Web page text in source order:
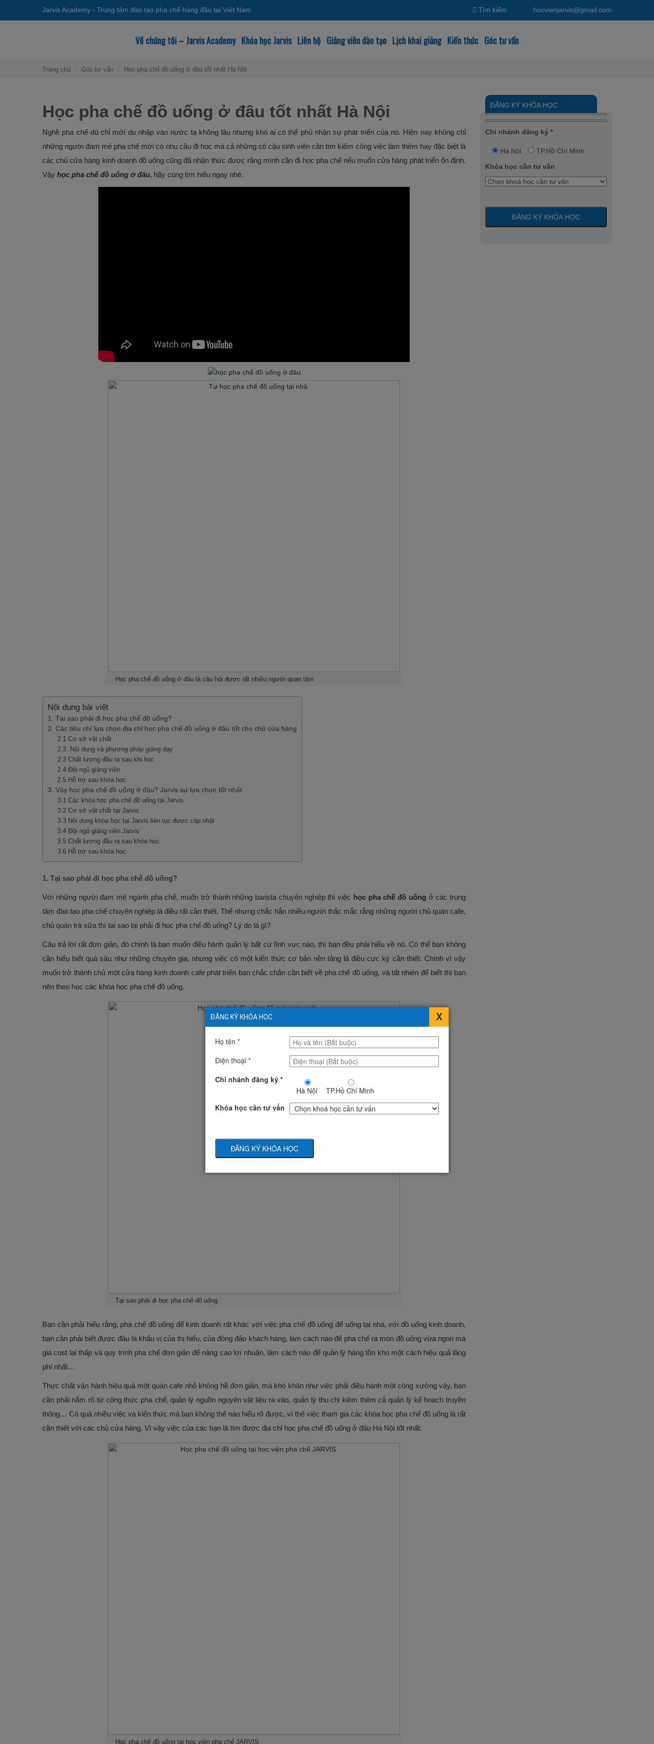
Jarvis Academy - Trung tâm đào tạo pha chế hàng đầu tại Việt Nam Tìm kiếm hocvienjarvis@gmail.com
Về chúng tôi – Jarvis Academy Khóa học Jarvis Liên hệ Giảng viên đào tạo Lịch khai giảng Kiến thức Góc tư vấn
Trang chủ Góc tư vấn Học pha chế đồ uống ở đâu tốt nhất Hà Nội
Học pha chế đồ uống ở đâu tốt nhất Hà Nội
Nghề pha chế dù chỉ mới du nhập vào nước ta không lâu nhưng khó ai có thể phủ nhận sự phát triển của nó. Hiện nay không chỉ
những người đam mê pha chế mới có nhu cầu đi học mà cả những cô cậu sinh viên cần tìm kiếm công việc làm thêm hay đặc biệt là
các chủ cửa hàng kinh doanh đồ uống cũng đã nhận thức được rằng mình cần đi học pha chế nếu muốn cửa hàng phát triển ổn định.
Vậy học pha chế đồ uống ở đâu, hãy cùng tìm hiểu ngay nhé.
Học pha chế đồ uống ở đâu là câu hỏi được rất nhiều người quan tâm
Nội dung bài viết
1. Tại sao phải đi học pha chế đồ uống?
2. Các tiêu chí lựa chọn địa chỉ học pha chế đồ uống ở đâu tốt cho chủ cửa hàng
2.1 Cơ sở vật chất
2.2. Nội dung và phương pháp giảng dạy
2.3 Chất lượng đầu ra sau khi học
2.4 Đội ngũ giảng viên
2.5 Hỗ trợ sau khóa học
3. Vậy học pha chế đồ uống ở đâu? Jarvis sự lựa chọn tốt nhất
3.1 Các khóa học pha chế đồ uống tại Jarvis
3.2 Cơ sở vật chất tại Jarvis
3.3 Nội dung khóa học tại Jarvis liên tục được cập nhật
3.4 Đội ngũ giảng viên Jarvis
3.5 Chất lượng đầu ra sau khóa học
3.6 Hỗ trợ sau khóa học
1. Tại sao phải đi học pha chế đồ uống?
Với những người đam mê ngành pha chế, muốn trở thành những barista chuyên nghiệp thì việc học pha chế đồ uống ở các trung
tâm đào tạo pha chế chuyên nghiệp là điều rất cần thiết. Thế nhưng chắc hẳn nhiều người thắc mắc rằng những người chủ quán cafe,
chủ quán trà sữa thì tại sao lại phải đi học pha chế đồ uống? Lý do là gì?
Câu trả lời rất đơn giản, đó chính là bạn muốn điều hành quản lý bất cứ lĩnh vực nào, thì bạn đều phải hiểu về nó. Có thể bạn không
cần hiểu biết quá sâu như những chuyên gia, nhưng việc có một kiến thức cơ bản nền tảng là điều cực kỳ cần thiết. Chính vì vậy
muốn trở thành chủ một cửa hàng kinh doanh cafe phát triển bạn chắc chắn cần biết về pha chế đồ uống, và tất nhiên để biết thì bạn
nên theo học các khóa học pha chế đồ uống.
Tại sao phải đi học pha chế đồ uống
Bạn cần phải hiểu rằng, pha chế đồ uống để kinh doanh rất khác với việc pha chế đồ uống để uống tại nhà, với đồ uống kinh doanh,
bạn cần phải biết được đâu là khẩu vị của thị hiếu, của đông đảo khách hàng, làm cách nào để pha chế ra món đồ uống vừa ngon mà
giá cost lại thấp và quy trình pha chế đơn giản để nâng cao lợi nhuận, làm cách nào để quản lý hàng tồn kho một cách hiệu quả lãng
phí nhất…
Thực chất vận hành hiệu quả một quán cafe nhỏ không hề đơn giản, mà khó khăn như việc phải điều hành một công xưởng vậy, bạn
cần phải nắm rõ từ công thức pha chế, quản lý nguồn nguyên vật liệu ra vào, quản lý thu chi kiêm thêm cả quản lý kế hoạch truyền
thông… Có quá nhiều việc và kiến thức mà bạn không thể nào hiểu rõ được, vì thế việc tham gia các khóa học pha chế đồ uống là rất
cần thiết với các chủ cửa hàng. Vì vậy việc của các bạn là tìm được địa chỉ học pha chế đồ uống ở đâu Hà Nội tốt nhất.
Học pha chế đồ uống tại học viện pha chế JARVIS
ĐĂNG KÝ KHÓA HỌC
Chi nhánh đăng ký *
Hà Nội
TP.Hồ Chí Minh
Khóa học cần tư vấn
ĐĂNG KÝ KHÓA HỌC X
Họ tên *
Điện thoại *
Chi nhánh đăng ký *
Hà Nội
TP.Hồ Chí Minh
Khóa học cần tư vấn